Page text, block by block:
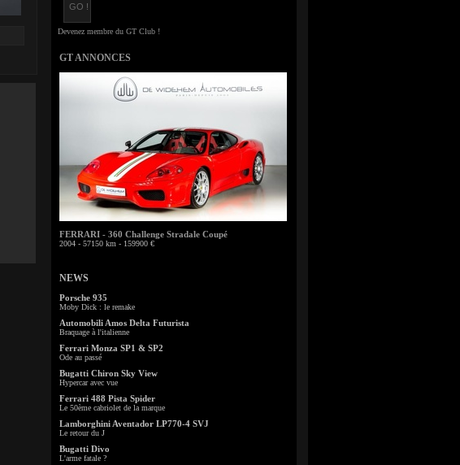
GT ANNONCES
FERRARI - 360 Challenge Stradale Coupé
2004 - 57150 km - 159900 €
NEWS
Porsche 935
Moby Dick : le remake
Automobili Amos Delta Futurista
Braquage à l'italienne
Ferrari Monza SP1 & SP2
Ode au passé
Bugatti Chiron Sky View
Hypercar avec vue
Ferrari 488 Pista Spider
Le 50ème cabriolet de la marque
Lamborghini Aventador LP770-4 SVJ
Le retour du J
Bugatti Divo
L'arme fatale ?